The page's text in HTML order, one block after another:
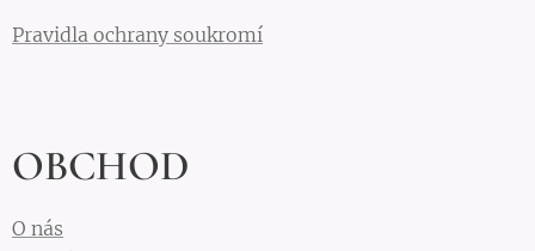
Pravidla ochrany soukromí
OBCHOD
O nás